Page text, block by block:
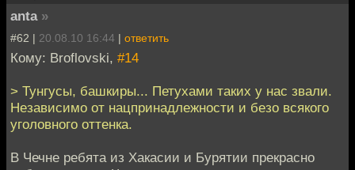
anta »
#62 | 20.08.10 16:44 | ответить
Кому: Broflovski, #14
> Тунгусы, башкиры... Петухами таких у нас звали.
Независимо от нацпринадлежности и безо всякого
уголовного оттенка.
В Чечне ребята из Хакасии и Бурятии прекрасно